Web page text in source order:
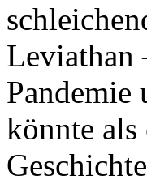
Leviathan
könnte als